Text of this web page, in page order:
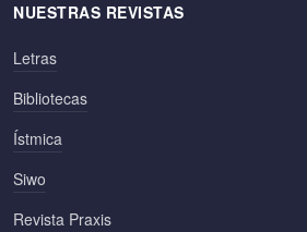
NUESTRAS REVISTAS
Letras
Bibliotecas
Ístmica
Siwo
Revista Praxis